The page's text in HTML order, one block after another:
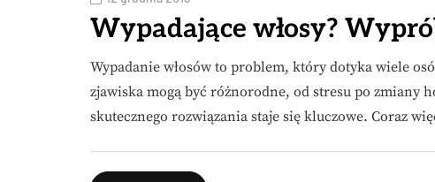
Wypadające włosy?
Wypadanie włosów to problem, który dotyka wiele
zjawiska mogą być różnorodne, od stresu po zmiany
skutecznego rozwiązania staje się kluczowe. Coraz